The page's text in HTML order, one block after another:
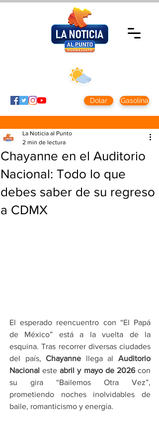
Dolar Gasolina
Chayanne en el Auditorio
Nacional: Todo lo que
debes saber de su regreso
a CDMX
La Noticia al Punto
2 min de lectura
El esperado reencuentro con “El Papá
de México” está a la vuelta de la
esquina. Tras recorrer diversas ciudades
del país, Chayanne llega al Auditorio
Nacional este abril y mayo de 2026 con
su gira “Bailemos Otra Vez”,
prometiendo noches inolvidables de
baile, romanticismo y energía.